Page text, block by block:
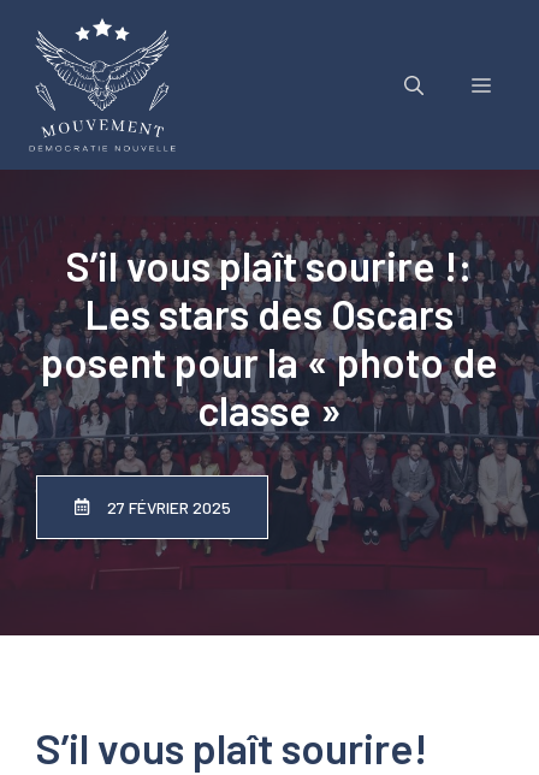
contenu
Menu
S’il vous plaît sourire !:
Les stars des Oscars
posent pour la « photo de
classe »
27 FÉVRIER 2025
S’il vous plaît sourire!